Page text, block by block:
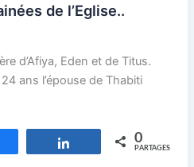
de l’Eglise..
d’Afiya, Eden et de Titus.
ans l’épouse de Thabiti
Partagez 0
PARTAGES